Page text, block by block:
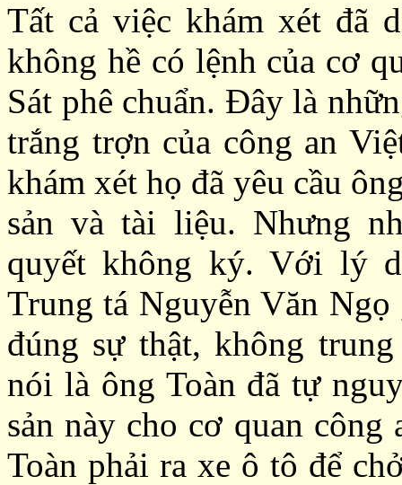
Tất cả việc khám xét đã
không hề có lệnh của cơ
Sát phê chuẩn. Đây là
trắng trợn của công an
khám xét họ đã yêu cầu
sản và tài liệu. Nhưng
quyết không ký. Với lý
Trung tá Nguyễn Văn
đúng sự thật, không
nói là ông Toàn đã tự
sản này cho cơ quan
Toàn phải ra xe ô tô để